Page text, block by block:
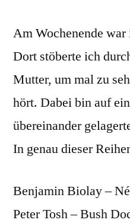
Am Wochenende
Dort stöberte ich
Mutter, um mal zu
hört. Dabei bin auf
übereinander
In genau dieser
Benjamin Biolay –
Peter Tosh – Bush